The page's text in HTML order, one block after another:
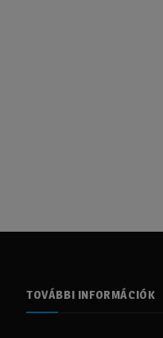
TOVÁBBI INFORMÁCIÓK